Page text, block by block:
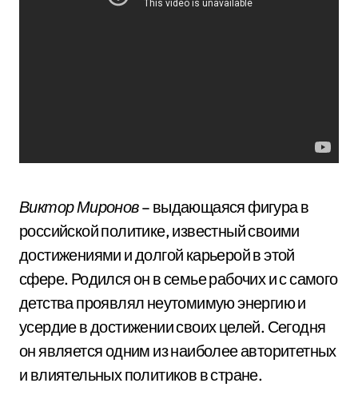
Виктор Миронов– выдающаяся фигура в
российской политике, известный своими
достижениями и долгой карьерой в этой
сфере. Родился он в семье рабочих и с самого
детства проявлял неутомимую энергию и
усердие в достижении своих целей. Сегодня
он является одним из наиболее авторитетных
и влиятельных политиков в стране.